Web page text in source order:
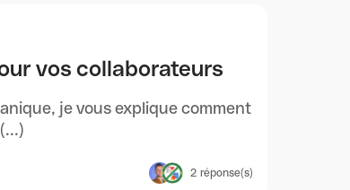
vos collaborateurs
je vous explique comment
2 réponse(s)